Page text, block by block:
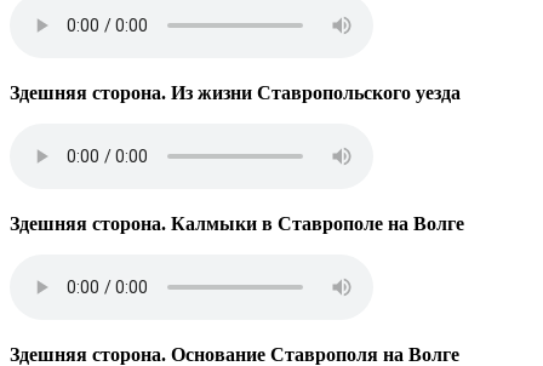
Здешняя сторона. Из жизни Ставропольского уезда
Здешняя сторона. Калмыки в Ставрополе на Волге
Здешняя сторона. Основание Ставрополя на Волге